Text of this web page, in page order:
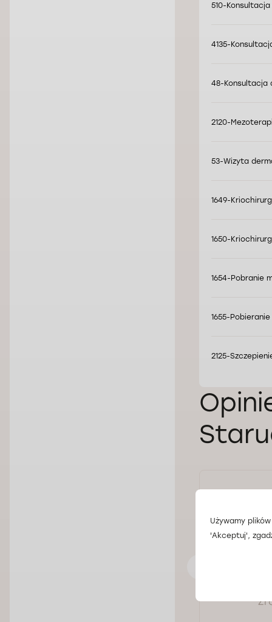
510-
4135-
48-Konsultacja
2120-
53-Wizyta
1649-
1650-
1654-Pobranie
1655-
2125-
Używamy
'Akceptuj',